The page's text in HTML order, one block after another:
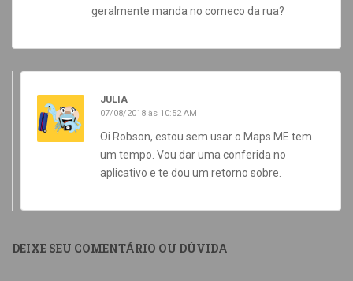
geralmente manda no comeco da rua?
JULIA
07/08/2018 às 10:52 AM
Oi Robson, estou sem usar o Maps.ME tem
um tempo. Vou dar uma conferida no
aplicativo e te dou um retorno sobre.
DEIXE SEU COMENTÁRIO OU DÚVIDA